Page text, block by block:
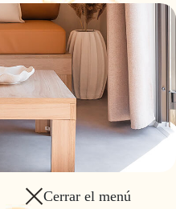
Cerrar el menú